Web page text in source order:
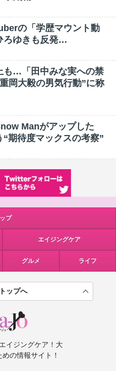
の「学歴マウント動
ろゆきも反発…
も…「田中みな実への禁
岡大毅の男気行動”に称
Manがアップした
“期待度マックスの考察”
ップ
エイジングケア
グルメ ライフ
ップへ
イジングケア！大
の情報サイト！